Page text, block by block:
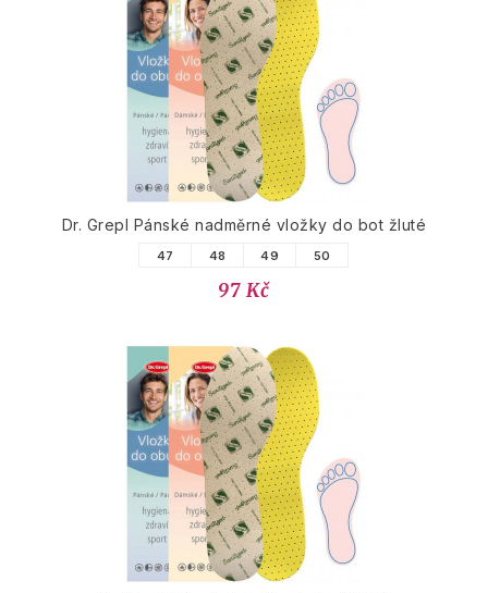
Dr. Grepl Pánské nadměrné vložky do bot žluté
47 48 49 50
97 Kč